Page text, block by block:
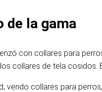
de la gama
con collares para
collares de tela cosidos.
vendo collares para